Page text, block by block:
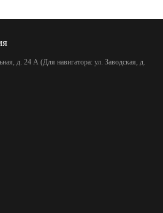
д. 24 А (Для навигатора: ул. Заводская, д.